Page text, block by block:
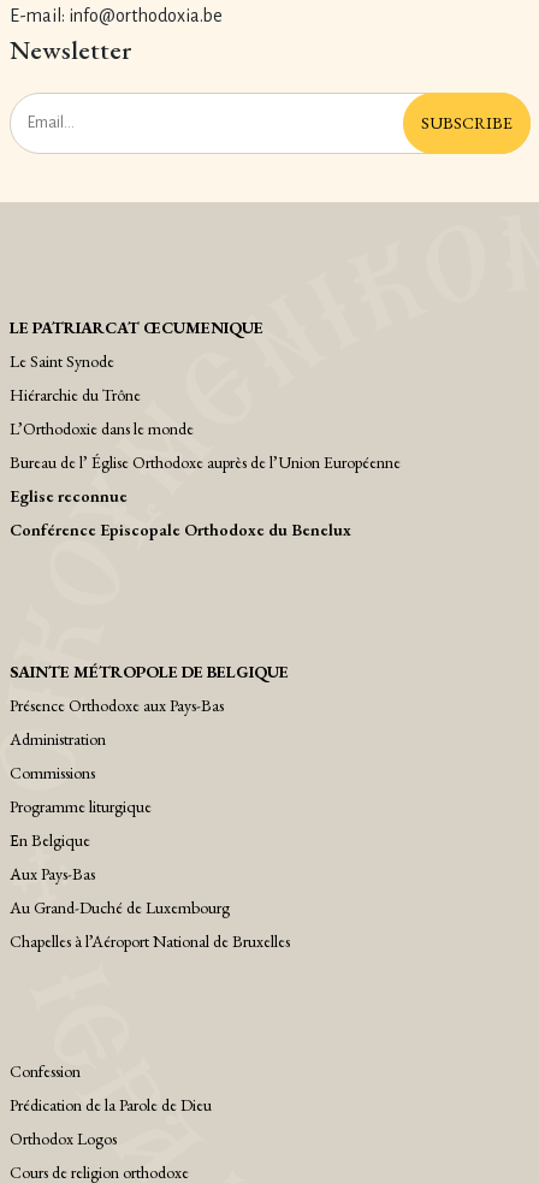
E-mail: info@orthodoxia.be
Newsletter
SUBSCRIBE
LE PATRIARCAT ŒCUMENIQUE
Le Saint Synode
Hiérarchie du Trône
L’Orthodoxie dans le monde
Bureau de l’ Église Orthodoxe auprès de l’Union Européenne
Eglise reconnue
Conférence Episcopale Orthodoxe du Benelux
SAINTE MÉTROPOLE DE BELGIQUE
Présence Orthodoxe aux Pays-Bas
Administration
Commissions
Programme liturgique
Εn Belgique
Αux Pays-Bas
Au Grand-Duché de Luxembourg
Chapelles à l’Aéroport National de Bruxelles
Confession
Prédication de la Parole de Dieu
Orthodox Logos
Cours de religion orthodoxe